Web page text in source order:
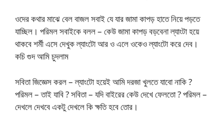
ওদের কথার মাঝে বেল বাজল সবাই যে যার জামা কাপড় হাতে নিয়ে পড়তে
যাচ্ছিল। পরিমল সবাইকে বলল – কেউ জামা কাপড় বড়বেনা ল্যাংটা হয়ে
থাকবে শর্মী এসে দেখুক ল্যাংটো আর ও এলে ওকেও ল্যাংটো করে দেব।
কচি গুদ আমি চুদলাম
সবিতা জিজ্ঞেস করল – ল্যাংটো হয়েই আমি দরজা খুলতে যাবো নাকি ?
পরিমল – তাই যাবি ? সবিতা – যদি বাইরের কেউ দেখে ফেলতো ? পরিমল –
দেখলে দেখবে একটু দেখলে কি ক্ষতি হবে তোর।